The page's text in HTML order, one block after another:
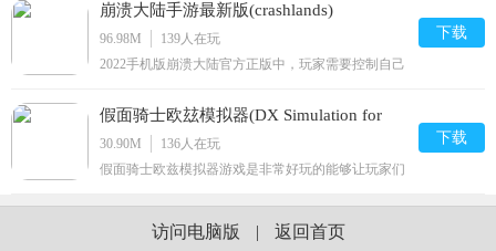
和她一起做游戏，参加各种活动，喜欢这款游戏的玩
家赶紧来2265安卓网下载试玩吧！小安吉拉手机版介
绍小安吉拉是
崩溃大陆手游最新版(crashlands)
v100.0.93
96.98M 139人在玩
2022手机版崩溃大陆官方正版中，玩家需要控制自己
来的资源，建造建筑物，使自己更强大，并且游戏还
有任务机制，而所有任务都会在剧情的带领下进行，
玩家不用担心错过某
下载
假面骑士欧玆模拟器(DX Simulation for
OOO) v1.7
30.90M 136人在玩
假面骑士欧兹模拟器游戏是非常好玩的能够让玩家们
使用假面骑士的变身器进行变身，超全面的变身状态
能够让玩家们体验到超多的游戏乐趣。在这里玩家们
还能够体验到正式的变身成为假面骑士的感觉，喜欢
下载
访问电脑版 | 返回首页